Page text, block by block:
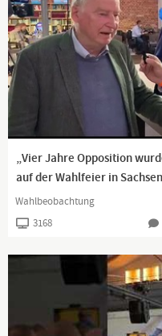
„Vier Jahre Opposition
auf der Wahlfeier in
Wahlbeobachtung
3168